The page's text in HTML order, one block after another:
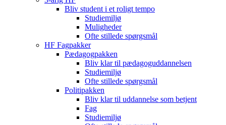
Bliv student i et roligt tempo
Studiemiljø
Muligheder
Ofte stillede spørgsmål
HF Fagpakker
Pædagogpakken
Bliv klar til pædagoguddannelsen
Studiemiljø
Ofte stillede spørgsmål
Politipakken
Bliv klar til uddannelse som betjent
Fag
Studiemiljø